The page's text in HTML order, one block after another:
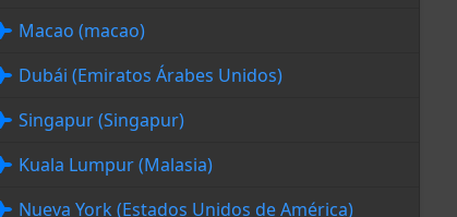
Macao (macao)
Dubái (Emiratos Árabes Unidos)
Singapur (Singapur)
Kuala Lumpur (Malasia)
Nueva York (Estados Unidos de América)